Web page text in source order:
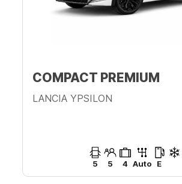
COMPACT PREMIUM
LANCIA YPSILON
5 5 4 Auto E